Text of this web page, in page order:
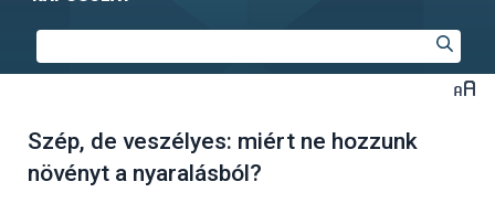
Szép, de veszélyes: miért ne hozzunk
növényt a nyaralásból?